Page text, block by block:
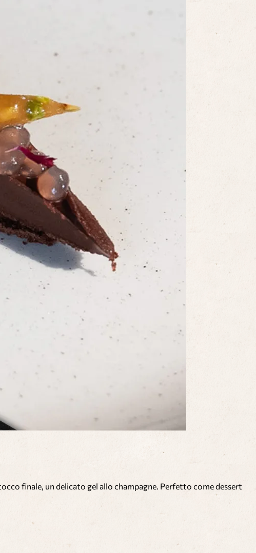
finale, un delicato gel allo champagne. Perfetto come dessert